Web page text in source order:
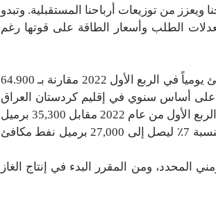
وأرباحنا ويعزز من توزيعات أرباحنا المستقبلية. وتبدو
محافظة معدلات الطلب وأسعار الطاقة على قوتها رغم
تراجع إجمالي إنتاج المجموعة بشكل طفيف إلى 62,400 برميل نفط مكافئ يومياً في الربع الأول 2022 مقارنة بـ 64.900
من عام 2021. وظل معدل الإنتاج على أساس سنوي في إقليم كردستان العراق
ثابتًا بلا تغيير، حيث بلغ متوسط الإنتاج 35,400 برميل نفط مكافئ يومياً في الربع الأول من عام 2022 مقابل 35,300 برميل
يومياً في الربع الأول للعام المنصرم. وبالنسبة لمصر، فقد انخفض الإنتاج بنسبة 7٪ ليصل إلى 27,000 برميل نفط مكافئ
(خورمور 250) وفقاً للجدول الزمني المحدد، ومن المقرر البدء في إنتاج الغاز